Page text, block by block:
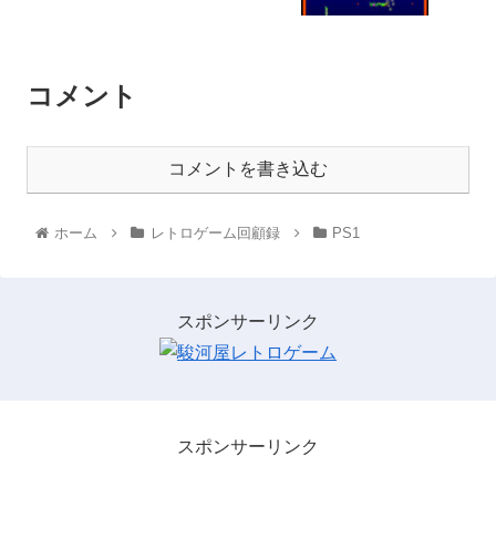
コメント
コメントを書き込む
ホーム レトロゲーム回顧録 PS1
スポンサーリンク
スポンサーリンク